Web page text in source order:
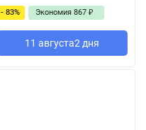
- 83% Экономия 867 ₽
11 августа2 дня